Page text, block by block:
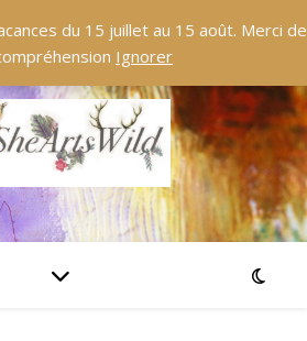
du 15 juillet au 15 août. Merci de
Ignorer